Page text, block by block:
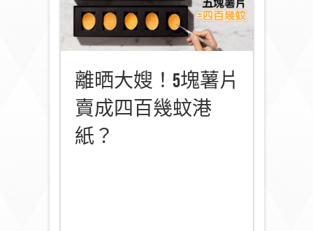
離晒大嫂！5塊薯片
賣成四百幾蚊港
紙？